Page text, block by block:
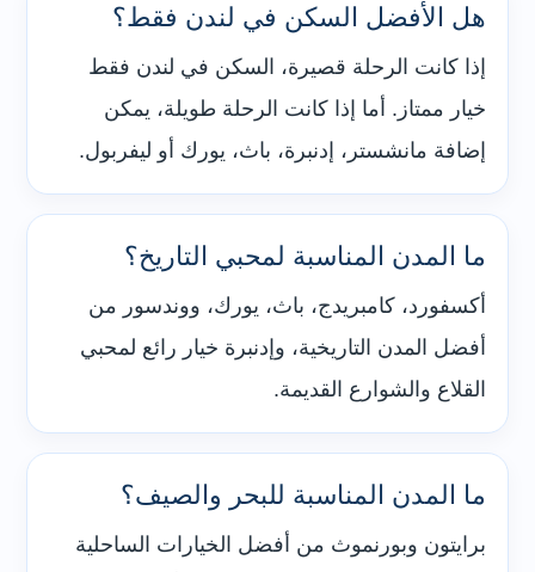
هل الأفضل السكن في لندن فقط؟
إذا كانت الرحلة قصيرة، السكن في لندن فقط
خيار ممتاز. أما إذا كانت الرحلة طويلة، يمكن
إضافة مانشستر، إدنبرة، باث، يورك أو ليفربول.
ما المدن المناسبة لمحبي التاريخ؟
أكسفورد، كامبريدج، باث، يورك، ووندسور من
أفضل المدن التاريخية، وإدنبرة خيار رائع لمحبي
القلاع والشوارع القديمة.
ما المدن المناسبة للبحر والصيف؟
برايتون وبورنموث من أفضل الخيارات الساحلية